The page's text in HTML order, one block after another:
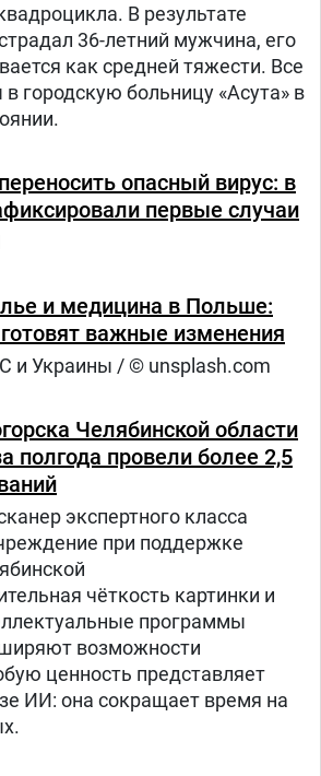
В результате
36-летний мужчина, его
как средней тяжести. Все
городскую больницу «Асута» в
опасный вирус: в
первые случаи
и медицина в Польше:
важные изменения
и Украины / © unsplash.com
Челябинской области
полгода провели более 2,5
экспертного класса
при поддержке
чёткость картинки и
программы
возможности
ценность представляет
ИИ: она сокращает время на